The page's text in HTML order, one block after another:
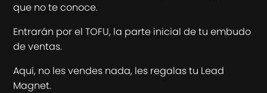
que no te conoce.
Entrarán por el TOFU, la parte inicial de tu embudo
de ventas.
Aquí, no les vendes nada, les regalas tu Lead
Magnet.